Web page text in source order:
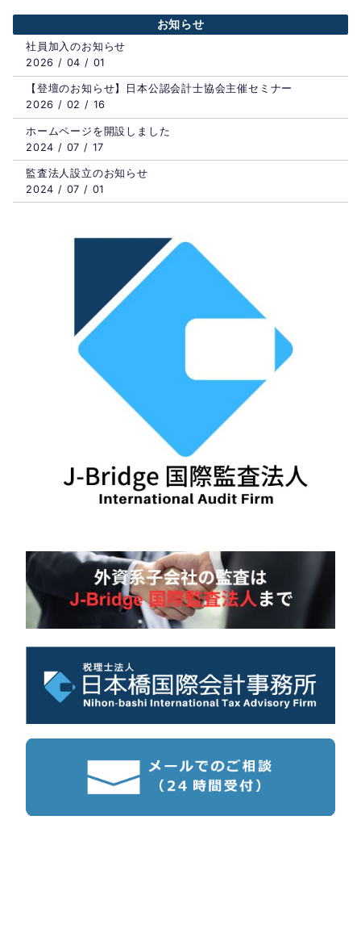
お知らせ
社員加入のお知らせ
2026 / 04 / 01
【登壇のお知らせ】日本公認会計士協会主催セミナー
2026 / 02 / 16
ホームページを開設しました
2024 / 07 / 17
監査法人設立のお知らせ
2024 / 07 / 01